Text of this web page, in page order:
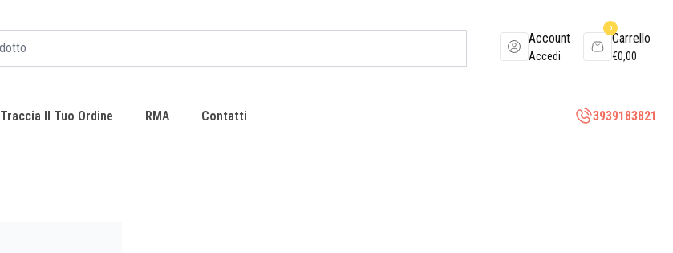
Account
Accedi
Carrello
€0,00
0
Traccia Il Tuo Ordine RMA Contatti
3939183821